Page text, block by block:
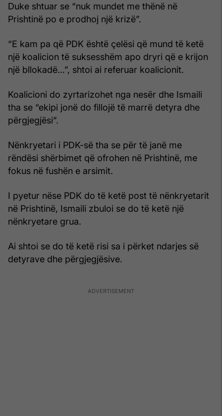
Duke shtuar se “nuk mundet me thënë në
Prishtinë po e prodhoj një krizë”.
“E kam pa që PDK është çelësi që mund të ketë
një koalicion të suksesshëm apo dryri që e krijon
një bllokadë…”, shtoi ai referuar koalicionit.
Koalicioni do zyrtarizohet nga nesër dhe Ismaili
tha se “ekipi jonë do fillojë të marrë detyra dhe
përgjegjësi”.
Nënkryetari i PDK-së tha se për të janë me
rëndësi shërbimet që ofrohen në Prishtinë, me
fokus në fushën e arsimit.
I pyetur nëse PDK do të ketë post të nënkryetarit
në Prishtinë, Ismaili zbuloi se do të ketë një
nënkryetare grua.
Ai shtoi se do të ketë risi sa i përket ndarjes së
detyrave dhe përgjegjësive.